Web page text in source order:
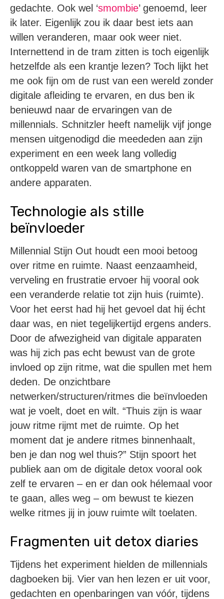
gedachte. Ook wel ‘smombie’ genoemd, leer
ik later. Eigenlijk zou ik daar best iets aan
willen veranderen, maar ook weer niet.
Internettend in de tram zitten is toch eigenlijk
hetzelfde als een krantje lezen? Toch lijkt het
me ook fijn om de rust van een wereld zonder
digitale afleiding te ervaren, en dus ben ik
benieuwd naar de ervaringen van de
millennials. Schnitzler heeft namelijk vijf jonge
mensen uitgenodigd die meededen aan zijn
experiment en een week lang volledig
ontkoppeld waren van de smartphone en
andere apparaten.
Technologie als stille
beïnvloeder
Millennial Stijn Out houdt een mooi betoog
over ritme en ruimte. Naast eenzaamheid,
verveling en frustratie ervoer hij vooral ook
een veranderde relatie tot zijn huis (ruimte).
Voor het eerst had hij het gevoel dat hij écht
daar was, en niet tegelijkertijd ergens anders.
Door de afwezigheid van digitale apparaten
was hij zich pas echt bewust van de grote
invloed op zijn ritme, wat die spullen met hem
deden. De onzichtbare
netwerken/structuren/ritmes die beïnvloeden
wat je voelt, doet en wilt. “Thuis zijn is waar
jouw ritme rijmt met de ruimte. Op het
moment dat je andere ritmes binnenhaalt,
ben je dan nog wel thuis?” Stijn spoort het
publiek aan om de digitale detox vooral ook
zelf te ervaren – en er dan ook hélemaal voor
te gaan, alles weg – om bewust te kiezen
welke ritmes jij in jouw ruimte wilt toelaten.
Fragmenten uit detox diaries
Tijdens het experiment hielden de millennials
dagboeken bij. Vier van hen lezen er uit voor,
gedachten en openbaringen van vóór, tijdens